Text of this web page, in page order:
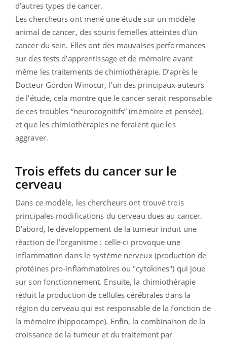
d’autres types de cancer.
Les chercheurs ont mené une étude sur un modèle
animal de cancer, des souris femelles atteintes d’un
cancer du sein. Elles ont des mauvaises performances
sur des tests d’apprentissage et de mémoire avant
même les traitements de chimiothérapie. D’après le
Docteur Gordon Winocur, l’un des principaux auteurs
de l’étude, cela montre que le cancer serait responsable
de ces troubles “neurocognitifs” (mémoire et pensée),
et que les chimiothérapies ne feraient que les
aggraver.
Trois effets du cancer sur le
cerveau
Dans ce modèle, les chercheurs ont trouvé trois
principales modifications du cerveau dues au cancer.
D’abord, le développement de la tumeur induit une
réaction de l’organisme : celle-ci provoque une
inflammation dans le système nerveux (production de
protéines pro-inflammatoires ou "cytokines") qui joue
sur son fonctionnement. Ensuite, la chimiothérapie
réduit la production de cellules cérébrales dans la
région du cerveau qui est responsable de la fonction de
la mémoire (hippocampe). Enfin, la combinaison de la
croissance de la tumeur et du traitement par